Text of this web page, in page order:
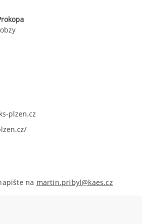
plzen.cz
na martin.pribyl@kaes.cz